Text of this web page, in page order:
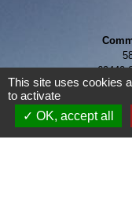
69440
This site uses cookies
to activate
OK, accept all